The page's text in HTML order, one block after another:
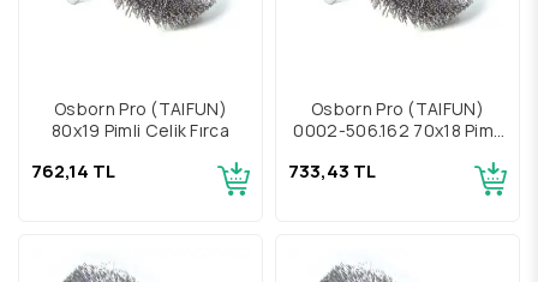
Osborn Pro (TAIFUN)
80x19 Pimli Çelik Fırça
762,14 TL
Osborn Pro (TAIFUN)
0002-506.162 70x18 Pimli
733,43 TL